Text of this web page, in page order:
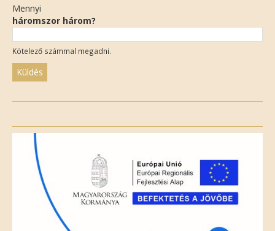
Mennyi
háromszor három?
Kötelező számmal megadni.
field
empty.